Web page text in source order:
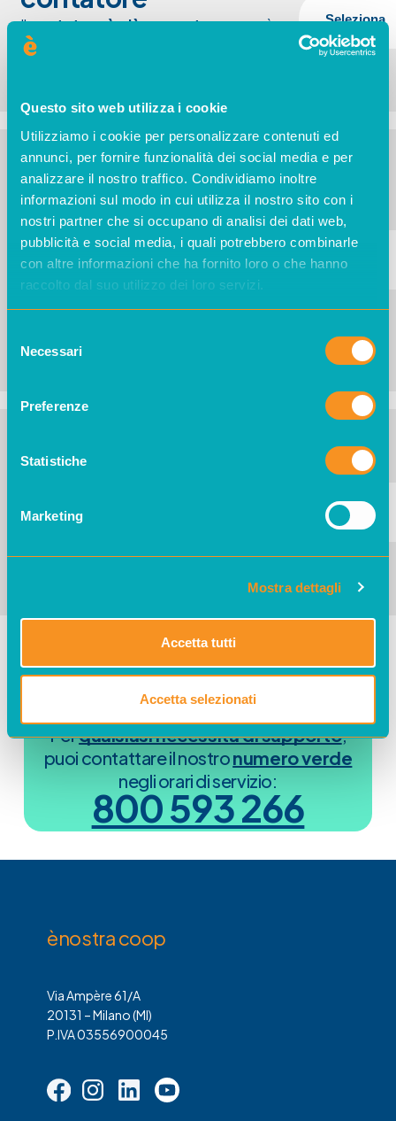
Questo sito web utilizza i cookie
Utilizziamo i cookie per personalizzare contenuti ed
annunci, per fornire funzionalità dei social media e per
analizzare il nostro traffico. Condividiamo inoltre
informazioni sul modo in cui utilizza il nostro sito con i
nostri partner che si occupano di analisi dei dati web,
pubblicità e social media, i quali potrebbero combinarle
con altre informazioni che ha fornito loro o che hanno
raccolto dal suo utilizzo dei loro servizi.
delNecessari
Preferenze
Statistiche
Marketing
Mostra dettagli
Accetta tutti
Accetta selezionati
Ilcontatore è già presente, manon è
attivo
Seleziona
Richiesta posa nuovo
contatore e
attivazione
Il contatorenonè presente e non è
stata richiesta già una posa.Vuoi
ènostra.
Seleziona
Ilcontratto è già attivo con ènostra
è intestato ad altro utente
Seleziona
Perqualsiasi necessità di supporto,
puoi contattare il nostronumero verde
negli orari di servizio:
800 593 266
ènostra coop
Via Ampère 61/A
20131 – Milano (MI)
P.IVA 03556900045